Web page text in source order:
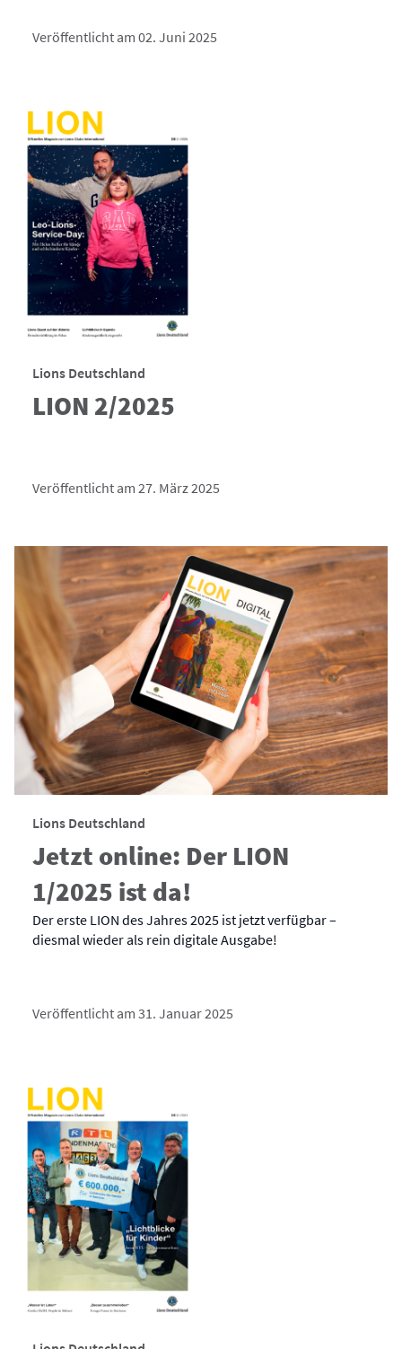
Veröffentlicht am 02. Juni 2025
Lions Deutschland
LION 2/2025
Veröffentlicht am 27. März 2025
Lions Deutschland
Jetzt online: Der LION
1/2025 ist da!
Der erste LION des Jahres 2025 ist jetzt verfügbar –
diesmal wieder als rein digitale Ausgabe!
Veröffentlicht am 31. Januar 2025